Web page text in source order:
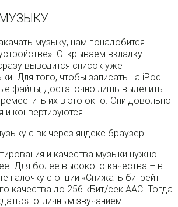
музыку, нам понадобится
Открываем вкладку
выводится список уже
Для того, чтобы записать на iPod
файлы, достаточно лишь выделить
их в это окно. Они довольно
и конвертируются.
и качества музыки нужно
Для более высокого качества – в
галочку с опции «Снижать битрейт
качества до 256 кБит/сек AAC. Тогда
отличным звучанием.